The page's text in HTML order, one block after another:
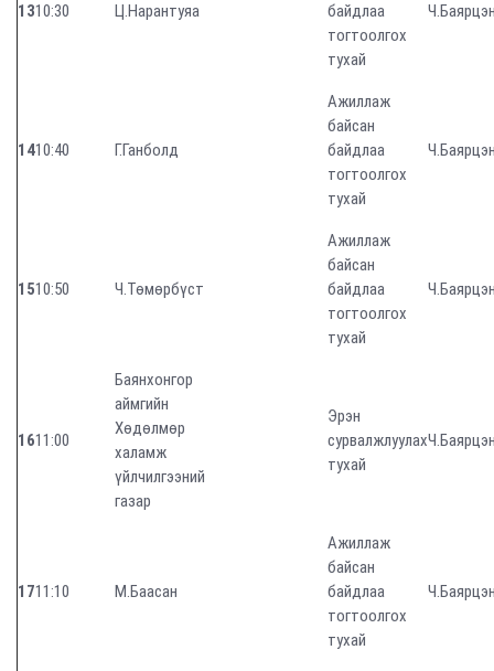
1310:30 Ц.Нарантуяа
байдлаа
тогтоолгох
тухай
1410:40 Г.Ганболд
Ажиллаж
байсан
байдлаа
тогтоолгох
тухай
1510:50 Ч.Төмөрбүст
Ажиллаж
байсан
байдлаа
тогтоолгох
тухай
1611:00
Баянхонгор
аймгийн
Хөдөлмөр
халамж
үйлчилгээний
газар
Эрэн
сурвалжлуулах
тухай
1711:10 М.Баасан
Ажиллаж
байсан
байдлаа
тогтоолгох
тухай